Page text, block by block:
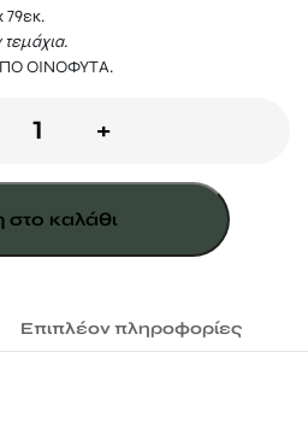
79εκ.
ΟΙΝΟΦΥΤΑ.
Ξύλινη
πιατοθήκη
+
καλάθι
Επιπλέον πληροφορίες